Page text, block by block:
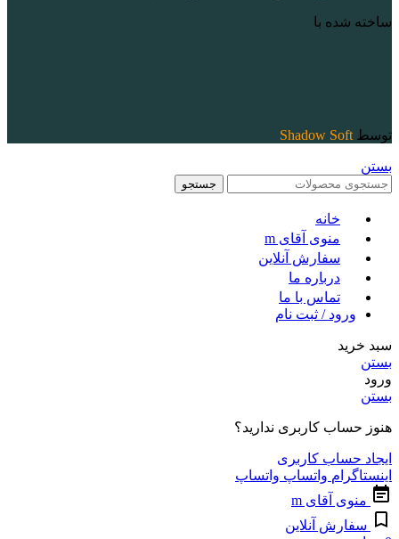
ساخته شده با
توسط Shadow Soft
بستن
جستجو
خانه
منوی آقای m
سفارش آنلاین
درباره ما
تماس با ما
ورود / ثبت نام
سبد خرید
بستن
ورود
بستن
هنوز حساب کاربری ندارید؟
ایجاد حساب کاربری
اینستاگرام واتساپ واتساپ
منوی آقای m
سفارش آنلاین